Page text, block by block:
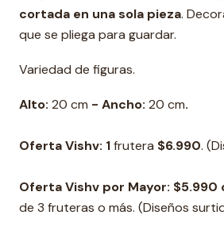
cortada en una sola pieza.
que se pliega para guardar.
Variedad de figuras.
Alto: 20 cm - Ancho: 20 cm.
Oferta Vishv: 1frutera $6.990.
Oferta Vishv por Mayor: $5.990
de 3 fruteras o más. (Diseños